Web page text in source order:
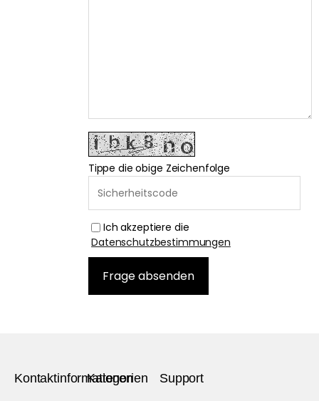
Tippe die obige Zeichenfolge
Ich akzeptiere die
Datenschutzbestimmungen
Kontaktinformationen
Kategorien Support